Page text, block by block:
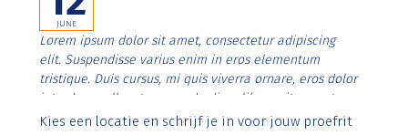
JUNE
Lorem ipsum dolor sit amet, consectetur adipiscing
elit. Suspendisse varius enim in eros elementum
tristique. Duis cursus, mi quis viverra ornare, eros dolor
interdum nulla, ut commodo diam libero vitae erat.
Aenean faucibus nibh et justo cursus id rutrum lorem
Kies een locatie en schrijf je in voor jouw proefrit